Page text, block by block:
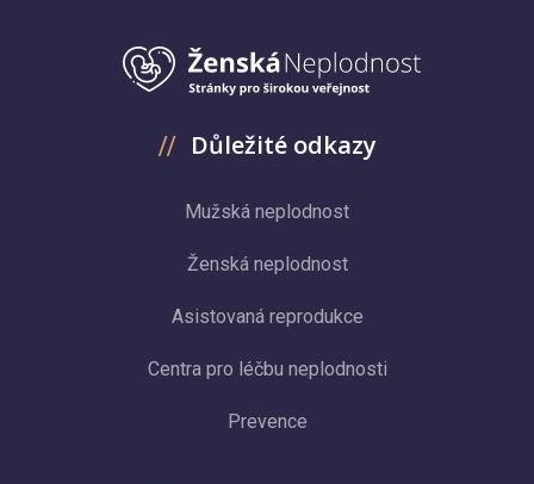
Důležité odkazy
Mužská neplodnost
Ženská neplodnost
Asistovaná reprodukce
Centra pro léčbu neplodnosti
Prevence